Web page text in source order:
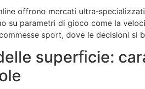
offrono mercati
su parametri di gioco come la
sport, dove le decisioni
superﬁcie: